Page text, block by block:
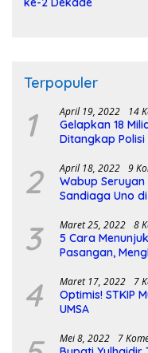
Terpopuler
1 April 19, 2022 14
Gelapkan 18
Ditangkap Polisi
2 April 18, 2022 9
Wabup
Sandiaga Uno
3 Maret 25, 2022 8
5 Cara
Pasangan,
4 Maret 17, 2022 7
Optimis! STKIP
UMSA
Mei 8, 2022 7